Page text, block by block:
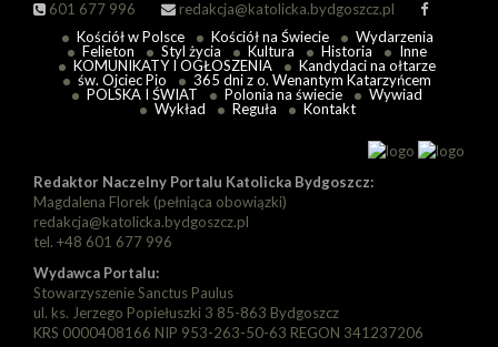
601 677 996
redakcja@katolicka.bydgoszcz.pl
Kościół w Polsce Kościół na Świecie
Wydarzenia
Felieton
Styl życia Kultura Historia
Inne
KOMUNIKATY I OGŁOSZENIA
Kandydaci na ołtarze
św. Ojciec Pio
365 dni z o. Wenantym Katarzyńcem
POLSKA I ŚWIAT
Polonia na świecie
Wywiad
Wykład
Reguła Kontakt
Redaktor Naczelny Portalu Katolicka Bydgoszcz:
Magdalena Florek (pełniąca obowiązki)
redakcja@katolicka.bydgoszcz.pl
tel. +48 601 677 996
Wydawca Portalu:
Stowarzyszenie Sanctus Paulus
ul. ks. Jerzego Popiełuszki 3 85-863 Bydgoszcz
KRS 0000408166 NIP 953-263-50-63 REGON 341237206